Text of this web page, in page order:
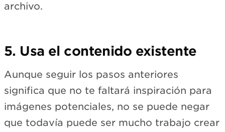
archivo.
5. Usa el contenido existente
Aunque seguir los pasos anteriores
significa que no te faltará inspiración para
imágenes potenciales, no se puede negar
que todavía puede ser mucho trabajo crear